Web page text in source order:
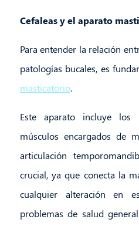
Cefaleas y el aparato
Para entender la relación
patologías bucales, es
masticatorio.
Este aparato incluye los
músculos encargados de
articulación
crucial, ya que conecta la
cualquier alteración en
problemas de salud